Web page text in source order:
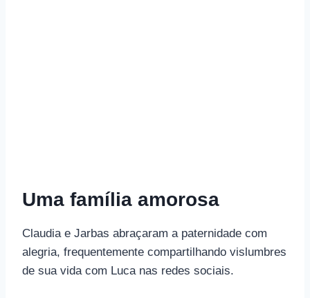
Uma família amorosa
Claudia e Jarbas abraçaram a paternidade com
alegria, frequentemente compartilhando vislumbres
de sua vida com Luca nas redes sociais.